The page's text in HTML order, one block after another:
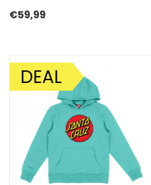
€59,99
AANBIEDING!
DEAL